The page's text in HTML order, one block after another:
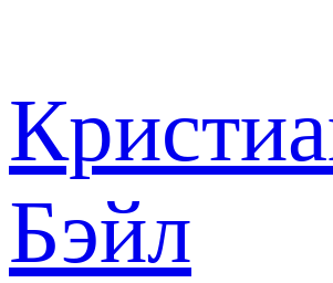
Бэйл